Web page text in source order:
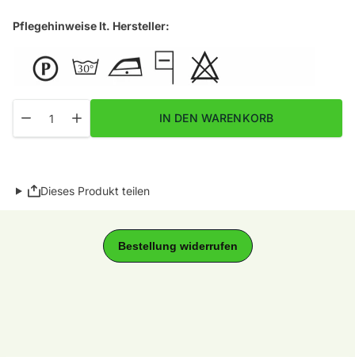
Pflegehinweise lt. Hersteller:
Menge für Infinito Fb. 06 verringern
Menge für Infinito Fb. 06 erhöhen
IN DEN WARENKORB
Dieses Produkt teilen